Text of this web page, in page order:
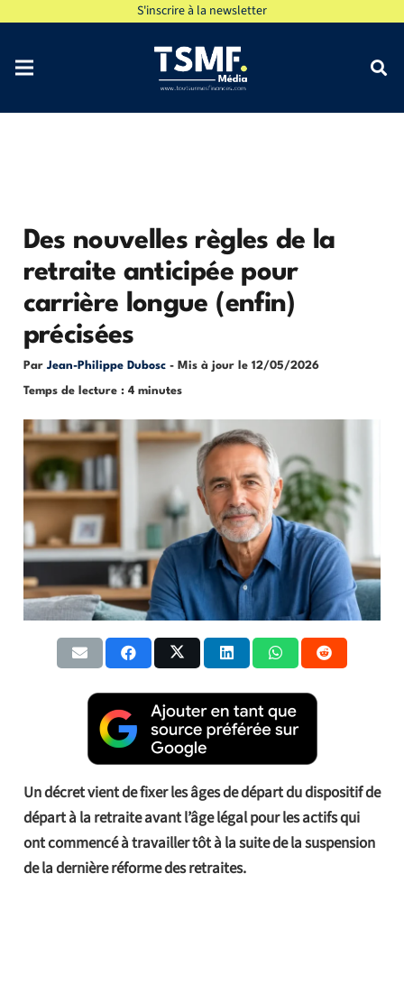
S'inscrire à la newsletter
Des nouvelles règles de la
retraite anticipée pour
carrière longue (enfin)
précisées
Par Jean-Philippe Dubosc - Mis à jour le 12/05/2026
Temps de lecture : 4 minutes
Un décret vient de fixer les âges de départ du dispositif de
départ à la retraite avant l’âge légal pour les actifs qui
ont commencé à travailler tôt à la suite de la suspension
de la dernière réforme des retraites.